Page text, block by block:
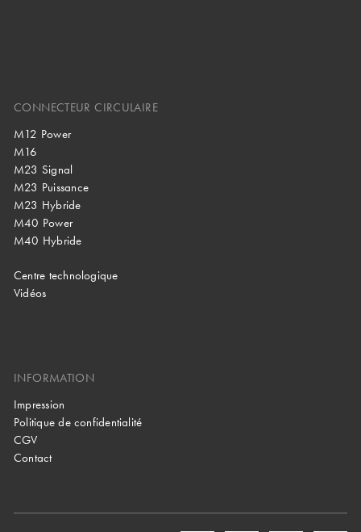
CONNECTEUR CIRCULAIRE
M12 Power
M16
M23 Signal
M23 Puissance
M23 Hybride
M40 Power
M40 Hybride
Centre technologique
Vidéos
INFORMATION
Impression
Politique de confidentialité
CGV
Contact